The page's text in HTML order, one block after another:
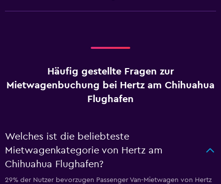
Häufig gestellte Fragen zur
Mietwagenbuchung bei Hertz am Chihuahua
Flughafen
Welches ist die beliebteste
Mietwagenkategorie von Hertz am
Chihuahua Flughafen?
29% der Nutzer bevorzugen Passenger Van-Mietwagen von Hertz